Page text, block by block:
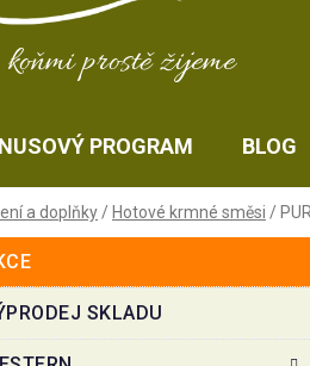
prostě žijeme
PROGRAM BLOG
a doplňky / Hotové krmné směsi /
SKLADU